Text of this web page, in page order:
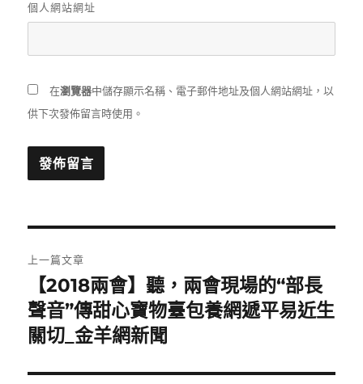
個人網站網址
在瀏覽器中儲存顯示名稱、電子郵件地址及個人網站網址，以
供下次發佈留言時使用。
章
導
覽
上一篇文章
一
篇
章:
【2018兩會】聽，兩會現場的“部長
聲音”傳甜心寶物臺包養網遞平易近生
關切_金羊網新聞